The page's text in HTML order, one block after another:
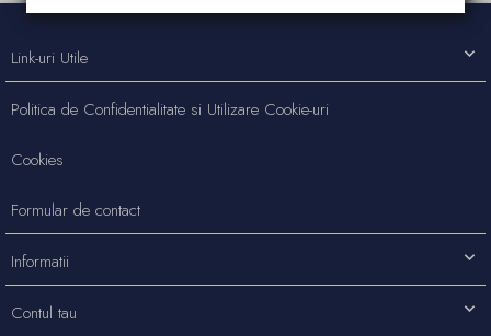
Link-uri Utile
Politica de Confidentialitate si Utilizare Cookie-uri
Cookies
Formular de contact
Informatii
Contul tau